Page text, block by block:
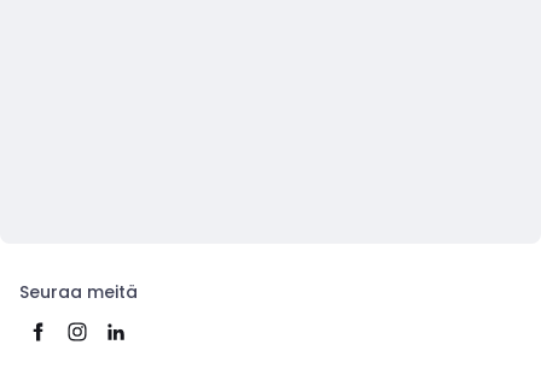
Seuraa meitä